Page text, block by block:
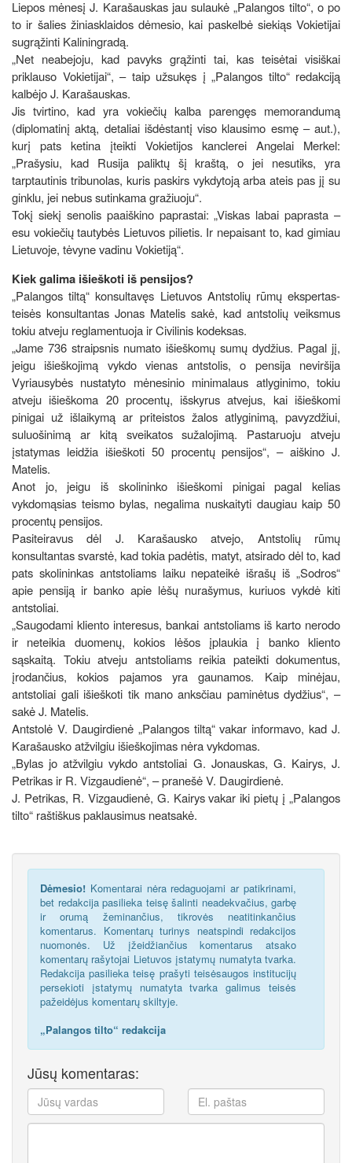
Liepos mėnesį J. Karašauskas jau sulaukė „Palangos tilto“, o po
to ir šalies žiniasklaidos dėmesio, kai paskelbė siekiąs Vokietijai
sugrąžinti Kaliningradą.
„Net neabejoju, kad pavyks grąžinti tai, kas teisėtai visiškai
priklauso Vokietijai“, – taip užsukęs į „Palangos tilto“ redakciją
kalbėjo J. Karašauskas.
Jis tvirtino, kad yra vokiečių kalba parengęs memorandumą
(diplomatinį aktą, detaliai išdėstantį viso klausimo esmę – aut.),
kurį pats ketina įteikti Vokietijos kanclerei Angelai Merkel:
„Prašysiu, kad Rusija paliktų šį kraštą, o jei nesutiks, yra
tarptautinis tribunolas, kuris paskirs vykdytoją arba ateis pas jį su
ginklu, jei nebus sutinkama gražiuoju“.
Tokį siekį senolis paaiškino paprastai: „Viskas labai paprasta –
esu vokiečių tautybės Lietuvos pilietis. Ir nepaisant to, kad gimiau
Lietuvoje, tėvyne vadinu Vokietiją“.
Kiek galima išieškoti iš pensijos?
„Palangos tiltą“ konsultavęs Lietuvos Antstolių rūmų ekspertas-
teisės konsultantas Jonas Matelis sakė, kad antstolių veiksmus
tokiu atveju reglamentuoja ir Civilinis kodeksas.
„Jame 736 straipsnis numato išieškomų sumų dydžius. Pagal jį,
jeigu išieškojimą vykdo vienas antstolis, o pensija neviršija
Vyriausybės nustatyto mėnesinio minimalaus atlyginimo, tokiu
atveju išieškoma 20 procentų, išskyrus atvejus, kai išieškomi
pinigai už išlaikymą ar priteistos žalos atlyginimą, pavyzdžiui,
suluošinimą ar kitą sveikatos sužalojimą. Pastaruoju atveju
įstatymas leidžia išieškoti 50 procentų pensijos“, – aiškino J.
Matelis.
Anot jo, jeigu iš skolininko išieškomi pinigai pagal kelias
vykdomąsias teismo bylas, negalima nuskaityti daugiau kaip 50
procentų pensijos.
Pasiteiravus dėl J. Karašausko atvejo, Antstolių rūmų
konsultantas svarstė, kad tokia padėtis, matyt, atsirado dėl to, kad
pats skolininkas antstoliams laiku nepateikė išrašų iš „Sodros“
apie pensiją ir banko apie lėšų nurašymus, kuriuos vykdė kiti
antstoliai.
„Saugodami kliento interesus, bankai antstoliams iš karto nerodo
ir neteikia duomenų, kokios lėšos įplaukia į banko kliento
sąskaitą. Tokiu atveju antstoliams reikia pateikti dokumentus,
įrodančius, kokios pajamos yra gaunamos. Kaip minėjau,
antstoliai gali išieškoti tik mano anksčiau paminėtus dydžius“, –
sakė J. Matelis.
Antstolė V. Daugirdienė „Palangos tiltą“ vakar informavo, kad J.
Karašausko atžvilgiu išieškojimas nėra vykdomas.
„Bylas jo atžvilgiu vykdo antstoliai G. Jonauskas, G. Kairys, J.
Petrikas ir R. Vizgaudienė“, – pranešė V. Daugirdienė.
J. Petrikas, R. Vizgaudienė, G. Kairys vakar iki pietų į „Palangos
tilto“ raštiškus paklausimus neatsakė.
Dėmesio! Komentarai nėra redaguojami ar patikrinami,
bet redakcija pasilieka teisę šalinti neadekvačius, garbę
ir orumą žeminančius, tikrovės neatitinkančius
komentarus. Komentarų turinys neatspindi redakcijos
nuomonės. Už įžeidžiančius komentarus atsako
komentarų rašytojai Lietuvos įstatymų numatyta tvarka.
Redakcija pasilieka teisę prašyti teisėsaugos institucijų
persekioti įstatymų numatyta tvarka galimus teisės
pažeidėjus komentarų skiltyje.
„Palangos tilto“ redakcija
Jūsų komentaras: